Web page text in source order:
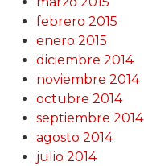
febrero 2015
enero 2015
diciembre 2014
noviembre 2014
octubre 2014
septiembre 2014
agosto 2014
julio 2014